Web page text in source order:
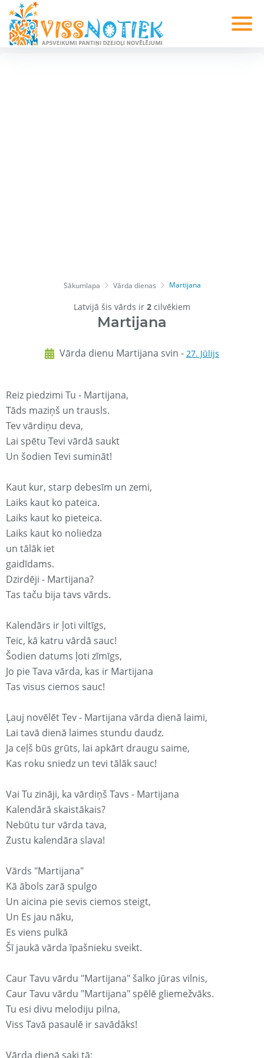
Sākumlapa Vārda dienas Martijana
Latvijā šis vārds ir 2 cilvēkiem
Martijana
Vārda dienu Martijana svin - 27. Jūlijs
Reiz piedzimi Tu - Martijana,
Tāds maziņš un trausls.
Tev vārdiņu deva,
Lai spētu Tevi vārdā saukt
Un šodien Tevi sumināt!
Kaut kur, starp debesīm un zemi,
Laiks kaut ko pateica.
Laiks kaut ko pieteica.
Laiks kaut ko noliedza
un tālāk iet
gaidīdams.
Dzirdēji - Martijana?
Tas taču bija tavs vārds.
Kalendārs ir ļoti viltīgs,
Teic, kā katru vārdā sauc!
Šodien datums ļoti zīmīgs,
Jo pie Tava vārda, kas ir Martijana
Tas visus ciemos sauc!
Ļauj novēlēt Tev - Martijana vārda dienā laimi,
Lai tavā dienā laimes stundu daudz.
Ja ceļš būs grūts, lai apkārt draugu saime,
Kas roku sniedz un tevi tālāk sauc!
Vai Tu zināji, ka vārdiņš Tavs - Martijana
Kalendārā skaistākais?
Nebūtu tur vārda tava,
Zustu kalendāra slava!
Vārds "Martijana"
Kā ābols zarā spulgo
Un aicina pie sevis ciemos steigt,
Un Es jau nāku,
Es viens pulkā
Šī jaukā vārda īpašnieku sveikt.
Caur Tavu vārdu "Martijana" šalko jūras vilnis,
Caur Tavu vārdu "Martijana" spēlē gliemežvāks.
Tu esi divu melodiju pilna,
Viss Tavā pasaulē ir savādāks!
Vārda dienā saki tā: